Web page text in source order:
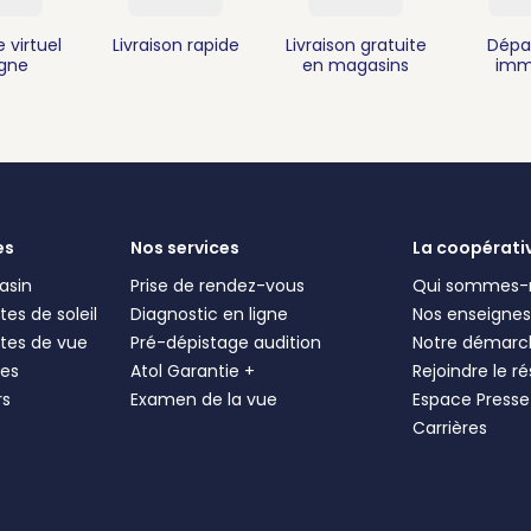
virtuel
Livraison rapide
Livraison gratuite
en magasins
de soleil
de vue
Nos services
Prise de rendez-vous
Diagnostic en ligne
Pré-dépistage audition
Atol Garantie +
Examen de la vue
La
Qui
Nos enseignes
Notre
Rejoindre le
Espace Presse
Carrières